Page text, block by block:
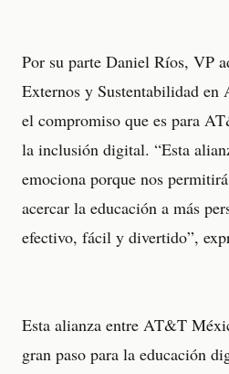
Por su parte Daniel Ríos, VP
Externos y Sustentabilidad
el compromiso que es para
la inclusión digital. “Esta
emociona porque nos
acercar la educación a más
efectivo, fácil y divertido”,
Esta alianza entre AT&T
gran paso para la educación